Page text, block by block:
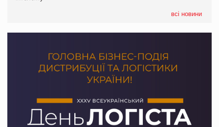
всі новини